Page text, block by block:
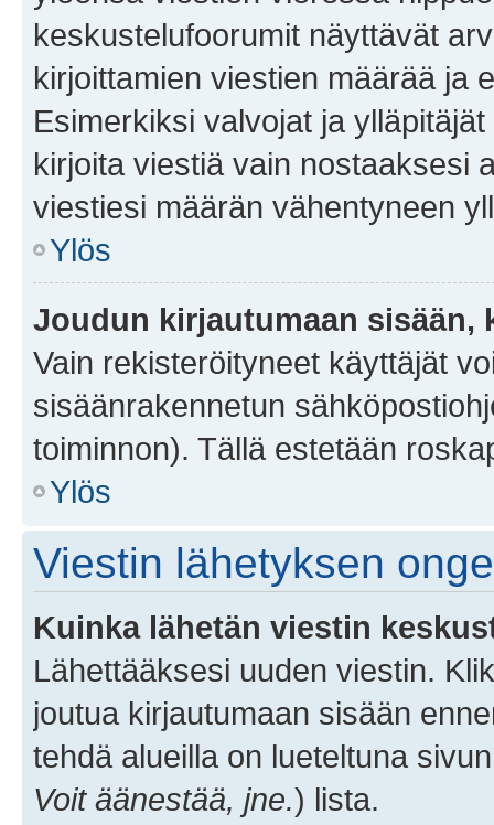
keskustelufoorumit näyttävät
kirjoittamien viestien määrää ja
Esimerkiksi valvojat ja
kirjoita viestiä vain nostaaksesi
viestiesi määrän vähentyneen
Ylös
Joudun kirjautumaan sisään,
Vain rekisteröityneet käyttäjät
sisäänrakennetun
toiminnon). Tällä estetään
Ylös
Viestin lähetyksen
Kuinka lähetän viestin
Lähettääksesi uuden viestin.
joutua kirjautumaan sisään
tehdä alueilla on lueteltuna
Voit äänestää, jne.) lista.